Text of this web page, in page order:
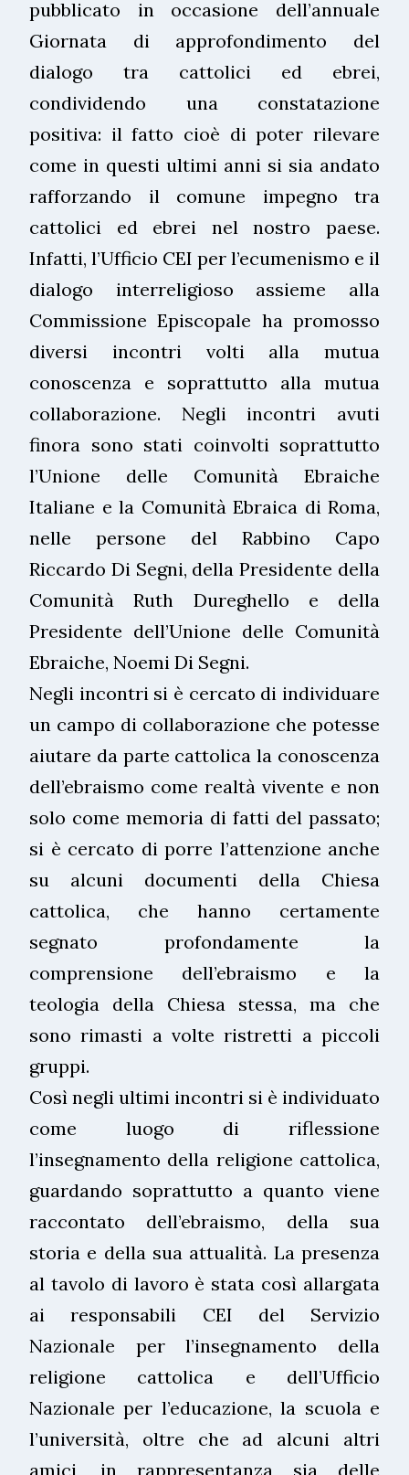
pubblicato in occasione dell’annuale
Giornata di approfondimento del
dialogo tra cattolici ed ebrei,
condividendo una constatazione
positiva: il fatto cioè di poter rilevare
come in questi ultimi anni si sia andato
rafforzando il comune impegno tra
cattolici ed ebrei nel nostro paese.
Infatti, l’Ufficio CEI per l’ecumenismo e il
dialogo interreligioso assieme alla
Commissione Episcopale ha promosso
diversi incontri volti alla mutua
conoscenza e soprattutto alla mutua
collaborazione. Negli incontri avuti
finora sono stati coinvolti soprattutto
l’Unione delle Comunità Ebraiche
Italiane e la Comunità Ebraica di Roma,
nelle persone del Rabbino Capo
Riccardo Di Segni, della Presidente della
Comunità Ruth Dureghello e della
Presidente dell’Unione delle Comunità
Ebraiche, Noemi Di Segni.
Negli incontri si è cercato di individuare
un campo di collaborazione che potesse
aiutare da parte cattolica la conoscenza
dell’ebraismo come realtà vivente e non
solo come memoria di fatti del passato;
si è cercato di porre l’attenzione anche
su alcuni documenti della Chiesa
cattolica, che hanno certamente
segnato profondamente la
comprensione dell’ebraismo e la
teologia della Chiesa stessa, ma che
sono rimasti a volte ristretti a piccoli
gruppi.
Così negli ultimi incontri si è individuato
come luogo di riflessione
l’insegnamento della religione cattolica,
guardando soprattutto a quanto viene
raccontato dell’ebraismo, della sua
storia e della sua attualità. La presenza
al tavolo di lavoro è stata così allargata
ai responsabili CEI del Servizio
Nazionale per l’insegnamento della
religione cattolica e dell’Ufficio
Nazionale per l’educazione, la scuola e
l’università, oltre che ad alcuni altri
amici, in rappresentanza sia delle